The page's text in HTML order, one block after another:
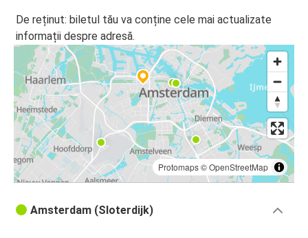
Rotterdam
Amsterdam
Köln
Amsterdam
Hamburg
Amsterdam
Amsterdam
De reținut: biletul tău va conține cele mai actualizate
informații despre adresă.
Protomaps©OpenStreetMap
Amsterdam (Sloterdijk)